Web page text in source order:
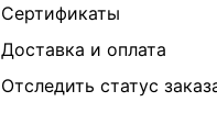
Сертификаты
Доставка и оплата
Отследить статус